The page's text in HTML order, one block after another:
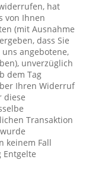
hat
von Ihnen
(mit Ausnahme
dass Sie
angebotene,
unverzüglich
dem Tag
Ihren Widerruf
diese
Transaktion
keinem Fall
Entgelte